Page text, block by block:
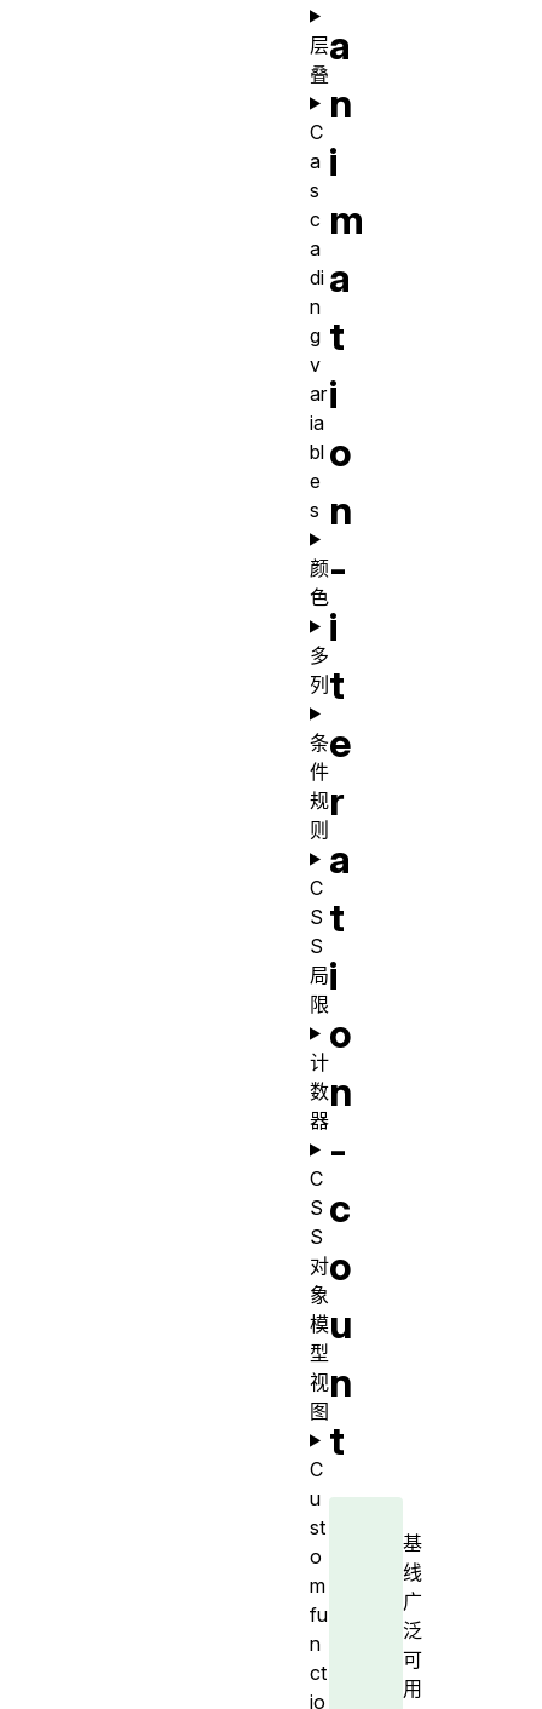
a
n
i
m
a
t
i
o
n
-
i
t
e
r
a
t
i
o
n
-
c
o
u
n
t
基
线
广
泛
可
用
层
叠
C
a
s
c
a
di
n
g
v
ar
ia
bl
e
s
颜
色
多
列
条
件
规
则
C
S
S
局
限
计
数
器
C
S
S
对
象
模
型
视
图
C
u
st
o
m
fu
n
ct
io